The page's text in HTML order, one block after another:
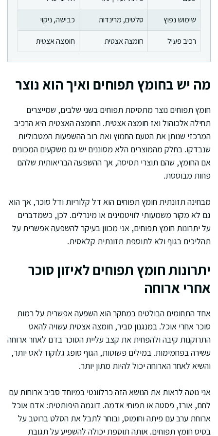
שימוש נפוץ
סלטים, מרינדות
כבישה, ניקוי
רכיב פעיל
חומצה אצטית חומצה אצטית
מה יש בחומץ תפוחים ואיך הוא נוצר
חומץ תפוחים נוצר מתסיסת תפוחים בשני שלבים, שמייצרים
תחילה אלכוהול ואז חומצה אצטית. החומצה האצטית היא הרכיב
המרכזי שנותן את הטעם החמוץ ואת רוב ההשפעות המטבוליות
שנבדקו. בחלק מהמוצרים הלא מסוננים יש גם משקעים המכונים
אם החומץ, שהם תוצרי תסיסה, אך ההשפעה הבריאותית שלהם
פחות מבוססת.
מבחינה תזונתית חומץ תפוחים הוא דל קלוריות ודל סוכר, אך הוא
גם לא מקור משמעותי לוויטמינים או מינרלים. לכן, כשמדברים
על יתרונות חומץ תפוחים, אני מכוון בעיקר להשפעה אפשרית על
תהליכים בגוף ולא לתוספת תזונתית קלאסית.
יתרונות חומץ תפוחים לאיזון סוכר
אחרי ארוחה
אחד התחומים הבולטים במחקר הוא השפעה אפשרית על רמות
סוכר אחרי אוכל. במנגנון סביר, חומצה אצטית עשויה להאט
התרוקנות קיבה ולהפחית את קצב עליית הסוכר בדם לאחר ארוחה
עשירה בפחמימות. במילים פשוטות, הגוף סופג גלוקוז לאט יותר,
והשיא לאחר הארוחה יכול להיות מתון יותר.
אני נוטה לראות את הנושא הזה כרלוונטי במיוחד סביב ארוחות עם
לחם, אורז, פסטה או תפוחי אדמה. דוגמה היפותטית: אדם אוכל
ארוחת ערב עם פיתה וחומוס, ובוחר לתבל את הסלט ברוטב על
בסיס חומץ תפוחים. אותה תוספת יכולה להשפיע על תגובת